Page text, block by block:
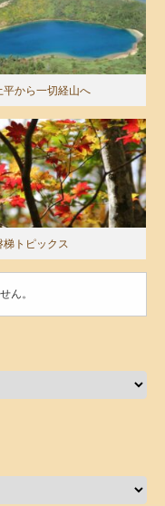
平から一切経山へ
梯トピックス
ん。